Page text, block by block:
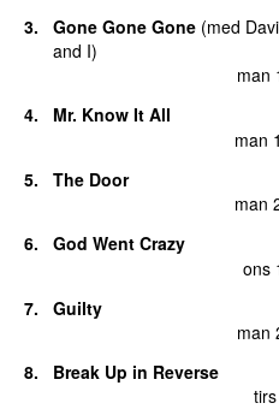
3. Gone Gone Gone (med
and I)
man
4.
Mr. Know It All
man
5.
The Door
man
6.
God Went Crazy
ons
7.
Guilty
man
8.
Break Up in Reverse